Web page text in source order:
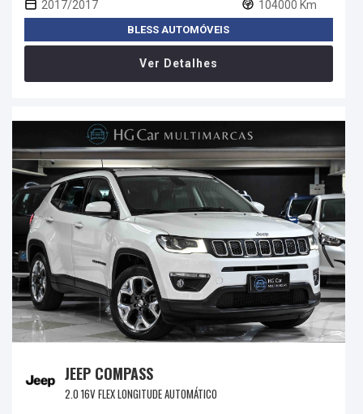
2017/2017 104000 Km
BLESS AUTOMÓVEIS
Ver Detalhes
JEEP COMPASS
2.0 16V FLEX LONGITUDE AUTOMÁTICO